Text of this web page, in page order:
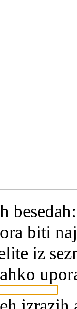
besedah:
biti
iz